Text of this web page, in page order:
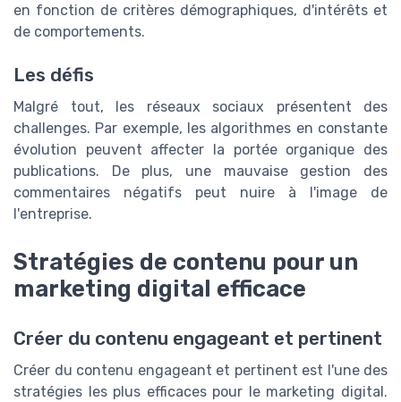
en fonction de critères démographiques, d'intérêts et
de comportements.
Les défis
Malgré tout, les réseaux sociaux présentent des
challenges. Par exemple, les algorithmes en constante
évolution peuvent affecter la portée organique des
publications. De plus, une mauvaise gestion des
commentaires négatifs peut nuire à l'image de
l'entreprise.
Stratégies de contenu pour un
marketing digital efficace
Créer du contenu engageant et pertinent
Créer du contenu engageant et pertinent est l'une des
stratégies les plus efficaces pour le marketing digital.